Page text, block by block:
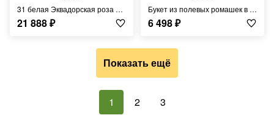
31 белая Эквадорская роза Плая Бланка FT1046
21 888₽
Букет из полевых ромашек в нежно - голубой упаковке FT1481
6 498₽
Показать ещё
1 2 3